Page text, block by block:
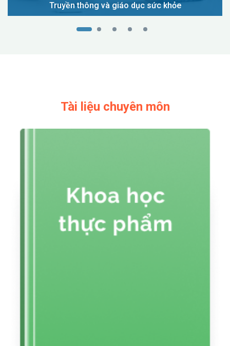
Truyền thông và giáo dục sức khỏe
Tài liệu chuyên môn